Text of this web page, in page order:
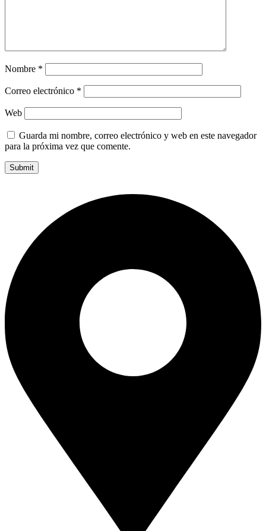
Nombre *
Correo electrónico *
Web
Guarda mi nombre, correo electrónico y web en este navegador
para la próxima vez que comente.